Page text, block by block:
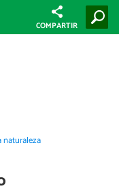
COMPARTIR
naturaleza